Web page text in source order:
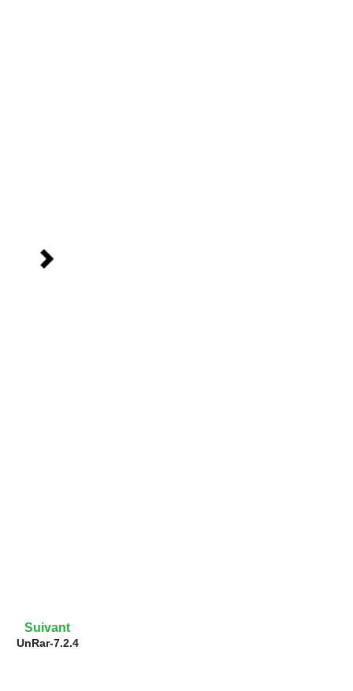
Suivant
UnRar-7.2.4